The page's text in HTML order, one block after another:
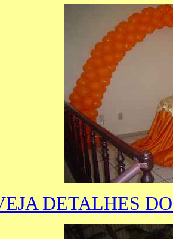
DETALHES